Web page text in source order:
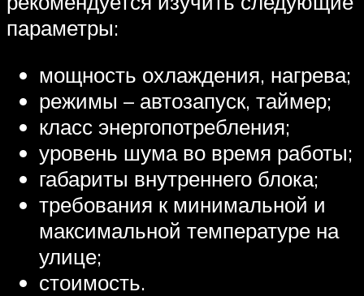
параметры:
мощность охлаждения, нагрева;
режимы – автозапуск, таймер;
класс энергопотребления;
уровень шума во время работы;
габариты внутреннего блока;
требования к минимальной и
максимальной температуре на
улице;
стоимость.